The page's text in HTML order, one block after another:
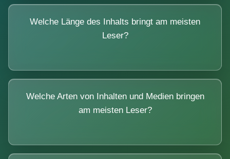
Welche Länge des Inhalts bringt am meisten
Leser?
Welche Arten von Inhalten und Medien bringen
am meisten Leser?